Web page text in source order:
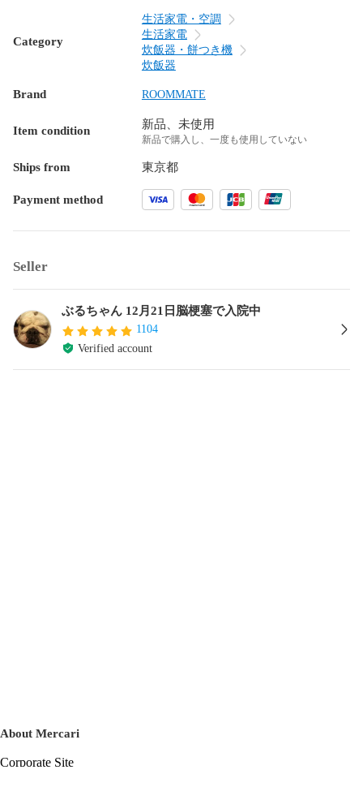
Category
生活家電・空調
生活家電
炊飯器・餅つき機
炊飯器
Brand ROOMMATE
Item condition 新品、未使用
新品で購入し、一度も使用していない
Ships from 東京都
Payment method
Seller
ぶるちゃん 12月21日脳梗塞で入院中
1104
Verified account
About Mercari
Corporate Site